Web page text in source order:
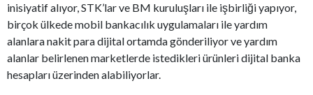
inisiyatif alıyor, STK’lar ve BM kuruluşları ile işbirliği yapıyor,
birçok ülkede mobil bankacılık uygulamaları ile yardım
alanlara nakit para dijital ortamda gönderiliyor ve yardım
alanlar belirlenen marketlerde istedikleri ürünleri dijital banka
hesapları üzerinden alabiliyorlar.